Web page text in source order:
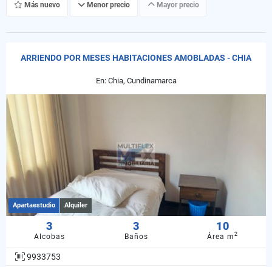
Más nuevo Menor precio Mayor precio
ARRIENDO POR MESES HABITACIONES AMOBLADAS - CHIA
En: Chia, Cundinamarca
Apartaestudio Alquiler
3
Alcobas
3
Baños
10
Área m2
9933753